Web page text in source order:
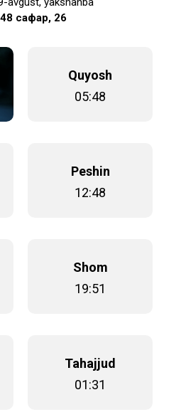
сафар, 26
Quyosh
05:48
Peshin
12:48
Shom
19:51
Tahajjud
01:31